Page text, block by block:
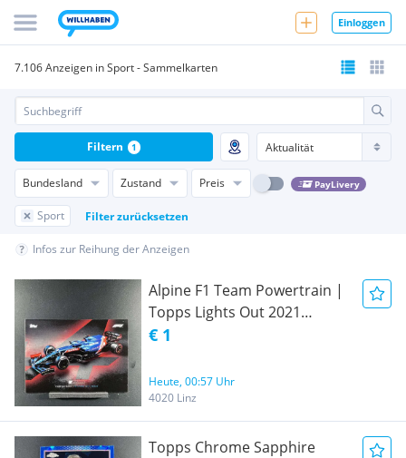
Einloggen
7.106 Anzeigen in Sport - Sammelkarten
Bundesland Zustand Preis PayLivery
Sport Filter zurücksetzen
Filtern 1
Infos zur Reihung der Anzeigen
Alpine F1 Team Powertrain |
Topps Lights Out 2021
Formel 1 Sammelkarte |
€ 1
Heute, 00:57 Uhr
4020 Linz
Topps Chrome Sapphire